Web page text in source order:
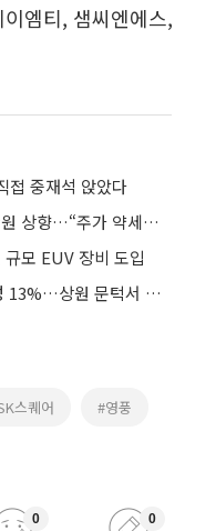
엠티, 샘씨엔에스,
접 중재석 앉았다
노무라, SK하이닉스 목표가 193만원 상향…“주가 약세는 매수 기회”
모 EUV 장비 도입
美 클래리티 법안 연내 통과 가능성 13%…상원 문턱서 제동
스퀘어 #영풍
0 0